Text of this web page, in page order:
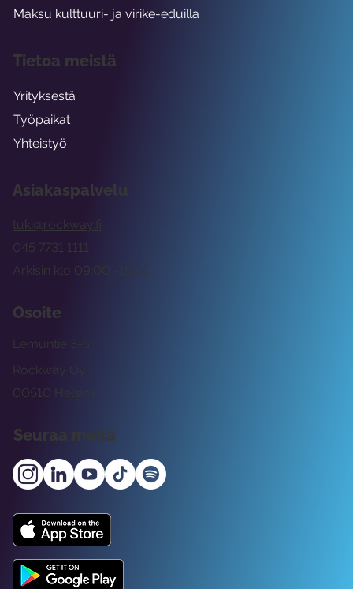
Asiakaspalvelu
tuki@rockway.fi
Arkisin klo 09:00 -15:00
045 7731 1111
Osoite
Rockway Oy
Lemuntie 3-5
00510 Helsinki
Seuraa meitä
Maksu kulttuuri- ja virike-eduilla
Tietoa meistä
Yrityksestä
Työpaikat
Yhteistyö